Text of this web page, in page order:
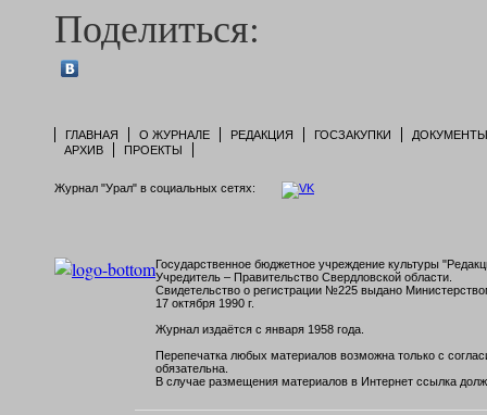
Поделиться:
ГЛАВНАЯ О ЖУРНАЛЕ РЕДАКЦИЯ ГОСЗАКУПКИ
ДОКУМЕНТЫ
АРХИВ
ПРОЕКТЫ
Журнал "Урал" в социальных сетях:
Государственное бюджетное учреждение культуры
Учредитель – Правительство Свердловской области.
Свидетельство о регистрации №225 выдано
17 октября 1990 г.
Журнал издаётся с января 1958 года.
Перепечатка любых материалов возможна только с
обязательна.
В случае размещения материалов в Интернет ссылка